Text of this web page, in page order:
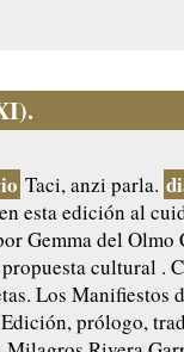
Taci, anzi parla.
esta edición al
Gemma del Olmo
cultural .
Los Manifiestos
prólogo,